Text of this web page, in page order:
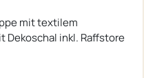
mit textilem
Dekoschal inkl. Raffstore